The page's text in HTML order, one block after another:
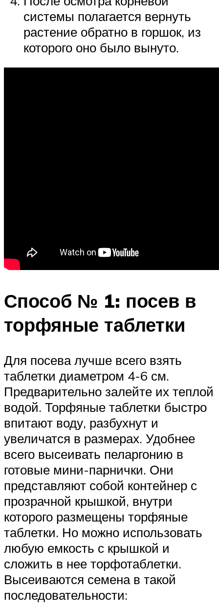
системы полагается вернуть
растение обратно в горшок, из
которого оно было вынуто.
Способ № 1: посев в
торфяные таблетки
Для посева лучше всего взять
таблетки диаметром 4-6 см.
Предварительно залейте их теплой
водой. Торфяные таблетки быстро
впитают воду, разбухнут и
увеличатся в размерах. Удобнее
всего высеивать пеларгонию в
готовые мини-парнички. Они
представляют собой контейнер с
прозрачной крышкой, внутри
которого размещены торфяные
таблетки. Но можно использовать
любую емкость с крышкой и
сложить в нее торфотаблетки.
Высеиваются семена в такой
последовательности: